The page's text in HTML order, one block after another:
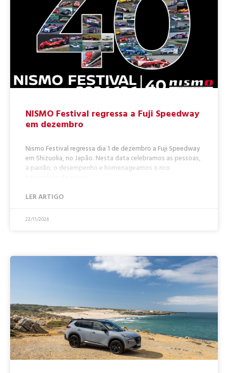
NISMO Festival regressa a Fuji Speedway
em dezembro
Nismo Festival regressa dia 1 de dezembro a Fuji Speedway
em Shizuoka, no Japão. Nesta data celebramos as pessoas,
a paixão, o desempenho e homenageamos o rico
LER ARTIGO
22/11/2024